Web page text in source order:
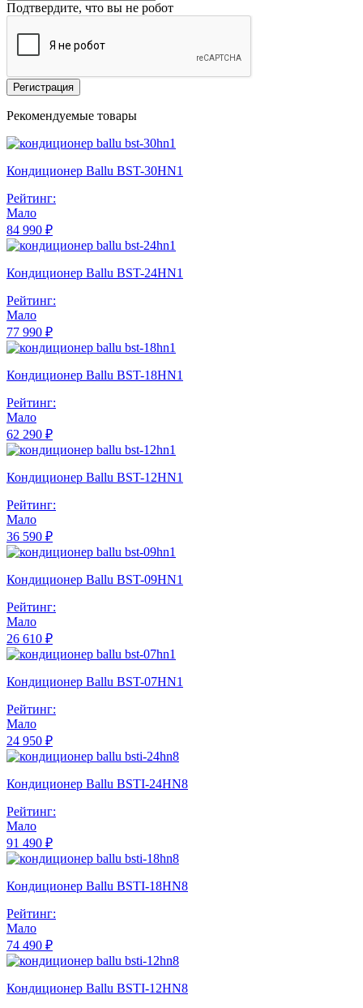
Подтвердите, что вы не робот
Регистрация
Рекомендуемые товары
Кондиционер Ballu BST-30HN1
Рейтинг:
Мало
84 990 ₽
Кондиционер Ballu BST-24HN1
Рейтинг:
Мало
77 990 ₽
Кондиционер Ballu BST-18HN1
Рейтинг:
Мало
62 290 ₽
Кондиционер Ballu BST-12HN1
Рейтинг:
Мало
36 590 ₽
Кондиционер Ballu BST-09HN1
Рейтинг:
Мало
26 610 ₽
Кондиционер Ballu BST-07HN1
Рейтинг:
Мало
24 950 ₽
Кондиционер Ballu BSTI-24HN8
Рейтинг:
Мало
91 490 ₽
Кондиционер Ballu BSTI-18HN8
Рейтинг:
Мало
74 490 ₽
Кондиционер Ballu BSTI-12HN8